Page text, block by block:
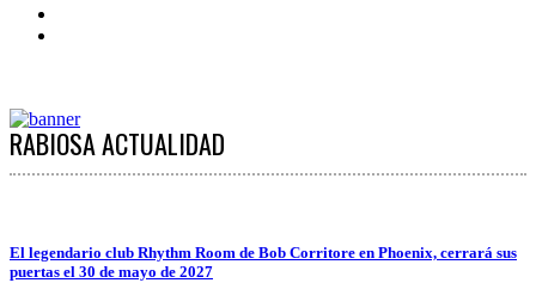
RABIOSA ACTUALIDAD
El legendario club Rhythm Room de Bob Corritore en Phoenix, cerrará sus
puertas el 30 de mayo de 2027